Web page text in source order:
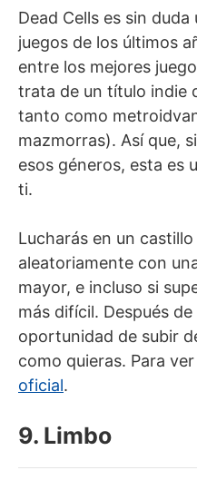
Dead Cells es sin
juegos de los últimos
entre los mejores
trata de un título indie
tanto como
mazmorras). Así que,
esos géneros, esta es
ti.
Lucharás en un
aleatoriamente con
mayor, e incluso si
más difícil. Después
oportunidad de subir
como quieras. Para ver
oficial.
9. Limbo